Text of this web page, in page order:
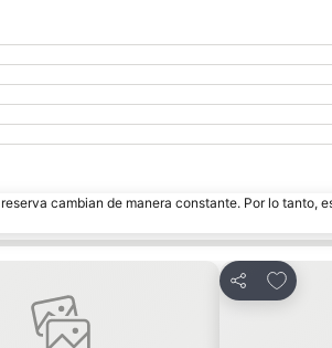
cambian de manera constante. Por lo tanto,
Compartir